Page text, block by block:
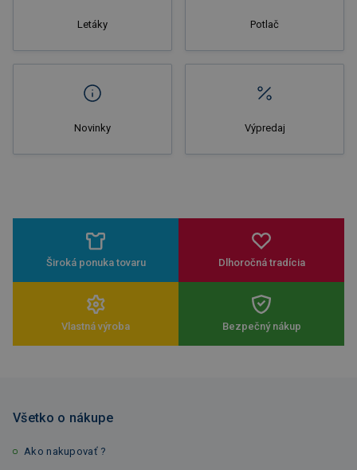
Letáky Potlač
Novinky Výpredaj
Široká ponuka tovaru Dlhoročná tradícia
Vlastná výroba Bezpečný nákup
Všetko o nákupe
Ako nakupovať ?